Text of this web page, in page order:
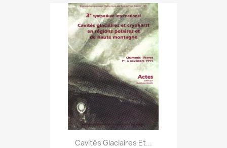
Cavités Glaciaires Et...